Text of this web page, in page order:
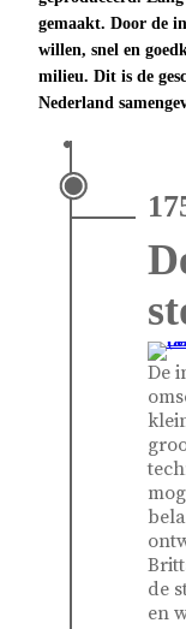
gemaakt. Door de
willen, snel en
milieu. Dit is de
Nederland
De
de
en